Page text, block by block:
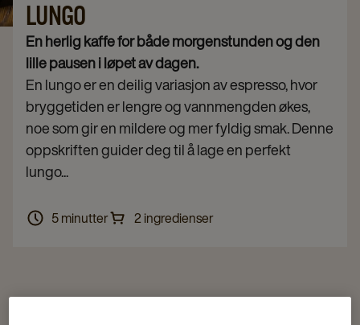
LUNGO
En herlig kaffe for både morgenstunden og den
lille pausen i løpet av dagen.
En lungo er en deilig variasjon av espresso, hvor
bryggetiden er lengre og vannmengden økes,
noe som gir en mildere og mer fyldig smak. Denne
oppskriften guider deg til å lage en perfekt
lungo...
5 minutter 2 ingredienser